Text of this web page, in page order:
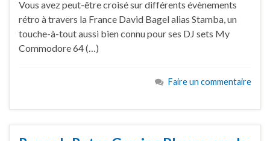
Vous avez peut-être croisé sur différents évènements
rétro à travers la France David Bagel alias Stamba, un
touche-à-tout aussi bien connu pour ses DJ sets My
Commodore 64 (…)
Faire un commentaire